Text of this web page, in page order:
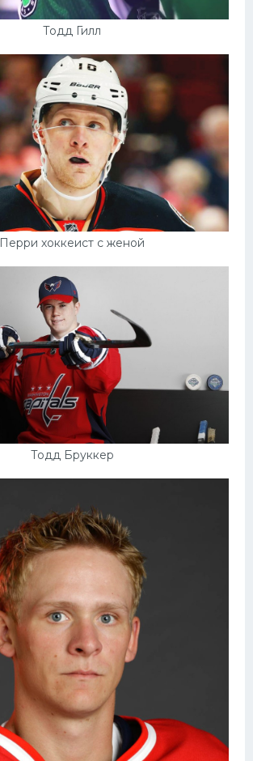
Тодд Гилл
Перри хоккеист с женой
Тодд Бруккер